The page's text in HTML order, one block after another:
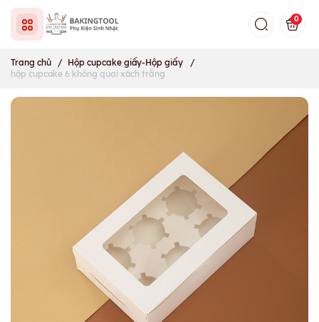
0
Trang chủ / Hộp cupcake giấy-Hộp giấy
/
hộp cupcake 6 không quai xách trắng